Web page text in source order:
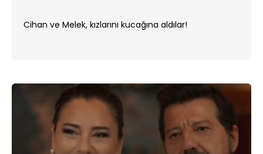
Cihan ve Melek, kızlarını kucağına aldılar!